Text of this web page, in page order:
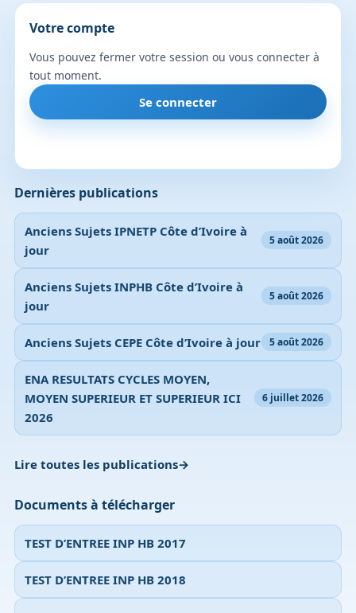
Dernières publications
Anciens Sujets IPNETP Côte d’Ivoire à
jour
5 août 2026
Anciens Sujets INPHB Côte d’Ivoire à
jour
5 août 2026
Anciens Sujets CEPE Côte d’Ivoire à jour 5 août 2026
ENA RESULTATS CYCLES MOYEN,
MOYEN SUPERIEUR ET SUPERIEUR ICI
2026
6 juillet 2026
Lire toutes les publications
Documents à télécharger
TEST D’ENTREE INP HB 2017
TEST D’ENTREE INP HB 2018
Votre compte
Vous pouvez fermer votre session ou vous connecter à
tout moment.
Se connecter